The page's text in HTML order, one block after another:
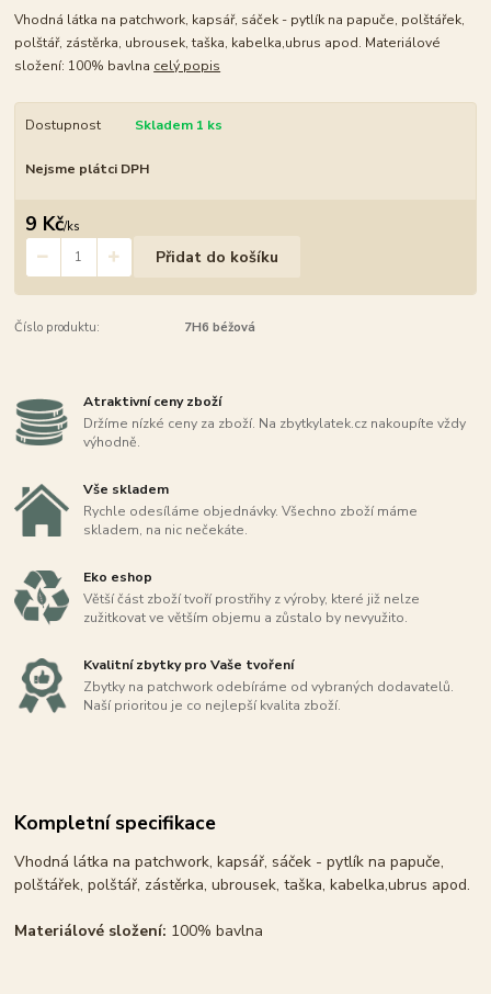
Vhodná látka na patchwork, kapsář, sáček - pytlík na papuče, polštářek,
polštář, zástěrka, ubrousek, taška, kabelka,ubrus apod. Materiálové
složení: 100% bavlna celý popis
Dostupnost Skladem 1 ks
Nejsme plátci DPH
9 Kč/ks
Přidat do košíku
Číslo produktu: 7H6 béžová
Atraktivní ceny zboží
Držíme nízké ceny za zboží. Na zbytkylatek.cz nakoupíte vždy
výhodně.
Vše skladem
Rychle odesíláme objednávky. Všechno zboží máme
skladem, na nic nečekáte.
Eko eshop
Větší část zboží tvoří prostřihy z výroby, které již nelze
zužitkovat ve větším objemu a zůstalo by nevyužito.
Kvalitní zbytky pro Vaše tvoření
Zbytky na patchwork odebíráme od vybraných dodavatelů.
Naší prioritou je co nejlepší kvalita zboží.
Kompletní specifikace
Vhodná látka na patchwork, kapsář, sáček - pytlík na papuče,
polštářek, polštář, zástěrka, ubrousek, taška, kabelka,ubrus apod.
Materiálové složení: 100% bavlna